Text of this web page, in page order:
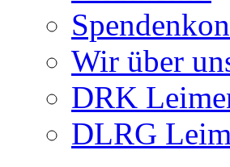
Wir über
DRK
DLRG